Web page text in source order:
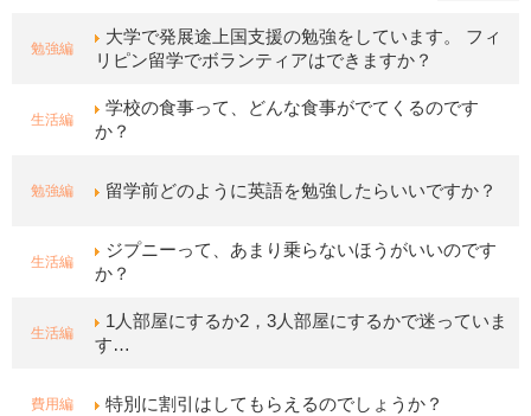
勉強編
大学で発展途上国支援の勉強をしています。 フィ
リピン留学でボランティアはできますか？
生活編
学校の食事って、どんな食事がでてくるのです
か？
勉強編 留学前どのように英語を勉強したらいいですか？
生活編
ジプニーって、あまり乗らないほうがいいのです
か？
生活編
1人部屋にするか2，3人部屋にするかで迷っていま
す…
費用編 特別に割引はしてもらえるのでしょうか？